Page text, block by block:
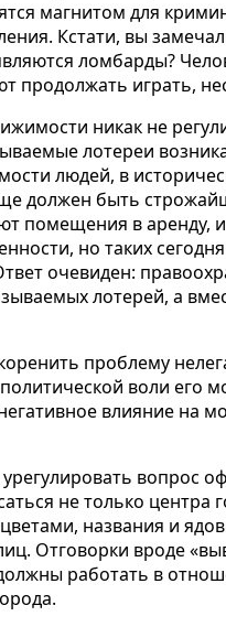
магнитом для
Кстати, вы
ломбарды?
продолжать играть,
никак не
лотереи
людей, в
должен быть
помещения в аренду,
но таких
очевиден:
лотерей, а
проблему
воли его
влияние на
вопрос
не только центра
названия и
Отговорки вроде
работать в